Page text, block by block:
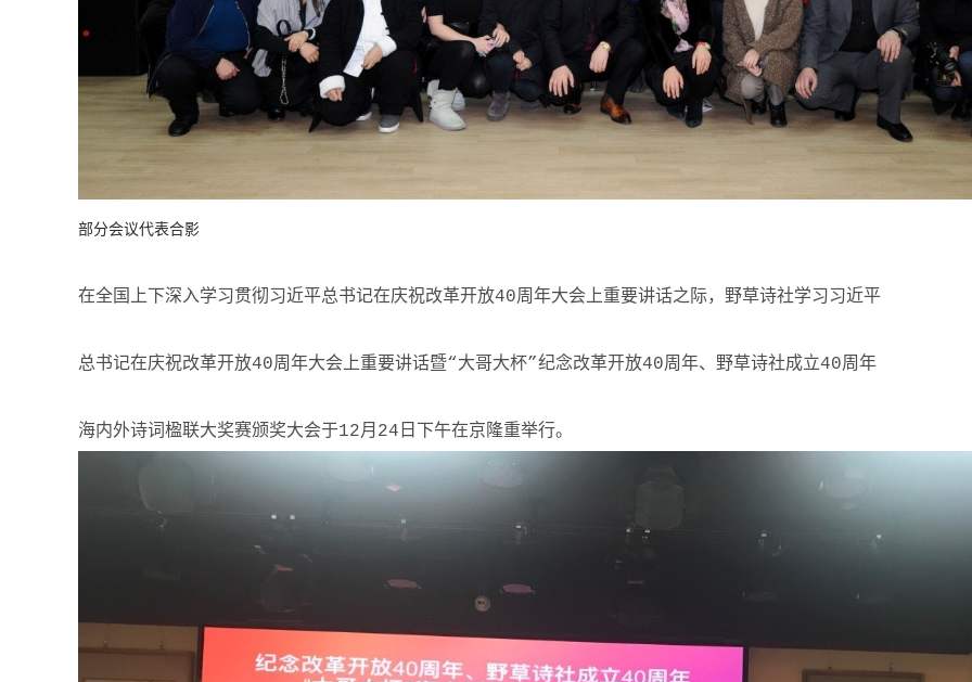
部分会议代表合影
在全国上下深入学习贯彻习近平总书记在庆祝改革开放40周年大会上重要讲话之际，野草诗社学习习近平
总书记在庆祝改革开放40周年大会上重要讲话暨“大哥大杯”纪念改革开放40周年、野草诗社成立40周年
海内外诗词楹联大奖赛颁奖大会于12月24日下午在京隆重举行。